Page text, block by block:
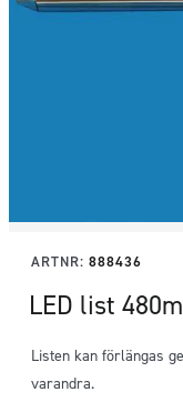
ARTNR: 888436
LED list
Listen kan förlängas
varandra.